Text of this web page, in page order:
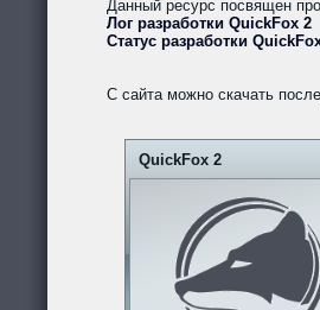
Данный ресурс посвящен
Лог разработки QuickFox 2
Статус разработки
С сайта можно скачать
QuickFox 2